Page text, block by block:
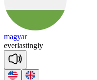
magyar
everlastingly